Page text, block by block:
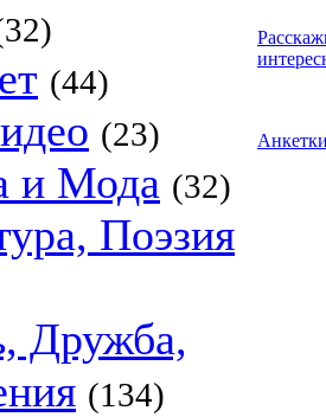
(44)
(23)
и Мода (32)
Поэзия
Дружба,
(134)